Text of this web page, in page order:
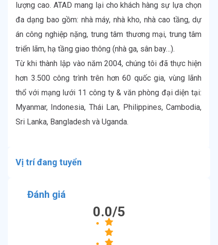
lượng cao. ATAD mang lại cho khách hàng sự lựa chọn
đa dạng bao gồm: nhà máy, nhà kho, nhà cao tầng, dự
án công nghiệp nặng, trung tâm thương mại, trung tâm
triển lãm, hạ tầng giao thông (nhà ga, sân bay…).
Từ khi thành lập vào năm 2004, chúng tôi đã thực hiện
hơn 3.500 công trình trên hơn 60 quốc gia, vùng lãnh
thổ với mạng lưới 11 công ty & văn phòng đại diện tại:
Myanmar, Indonesia, Thái Lan, Philippines, Cambodia,
Sri Lanka, Bangladesh và Uganda.
Vị trí đang tuyển
Đánh giá
0.0/5